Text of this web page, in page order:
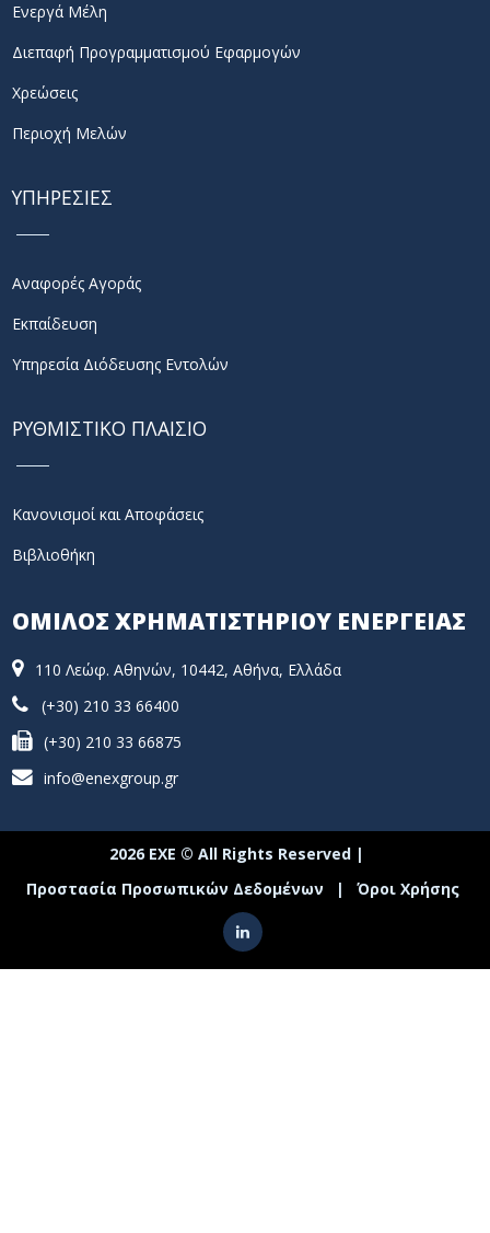
Ενεργά Μέλη
Διεπαφή Προγραμματισμού Εφαρμογών
Χρεώσεις
Περιοχή Μελών
ΥΠΗΡΕΣΙΕΣ
Αναφορές Αγοράς
Εκπαίδευση
Υπηρεσία Διόδευσης Εντολών
ΡΥΘΜΙΣΤΙΚΟ ΠΛΑΙΣΙΟ
Κανονισμοί και Αποφάσεις
Βιβλιοθήκη
ΟΜΙΛΟΣ ΧΡΗΜΑΤΙΣΤΗΡΙΟΥ ΕΝΕΡΓΕΙΑΣ
110 Λεώφ. Αθηνών, 10442, Αθήνα, Ελλάδα
(+30) 210 33 66400
(+30) 210 33 66875
info@enexgroup.gr
2026 ΕΧΕ © All Rights Reserved |
Προστασία Προσωπικών Δεδομένων
| Όροι Χρήσης